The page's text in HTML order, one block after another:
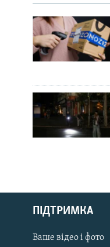
Русский
Qırımtatar
ДОЛУЧАЙСЯ!
ПІДТРИМКА
Ваше відео і фото